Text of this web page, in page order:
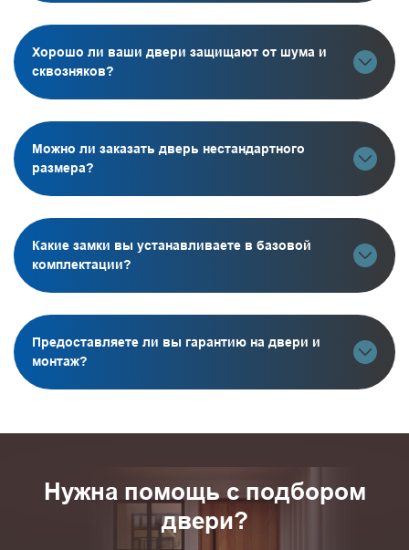
Хорошо ли ваши двери защищают от шума и
сквозняков?
Можно ли заказать дверь нестандартного
размера?
Какие замки вы устанавливаете в базовой
комплектации?
Предоставляете ли вы гарантию на двери и
монтаж?
Нужна помощь с подбором
двери?